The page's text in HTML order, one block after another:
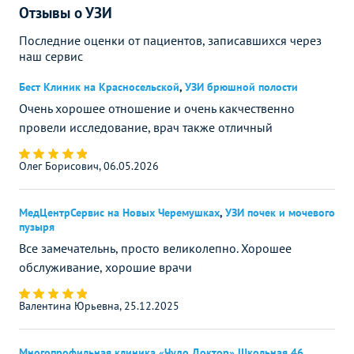
Отзывы о УЗИ
Последние оценки от пациентов, записавшихся через
наш сервис
Бест Клиник на Красносельской, УЗИ брюшной полости
Очень хорошее отношение и очень какчественно
провели исследование, врач также отличный
Олег Борисович, 06.05.2026
МедЦентрСервис на Новых Черемушках, УЗИ почек и мочевого
пузыря
Все замечательнь, просто великолепно. Хорошее
обслуживание, хорошие врачи
Валентина Юрьевна, 25.12.2025